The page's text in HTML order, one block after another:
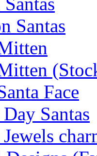
Santas
Face
Santas